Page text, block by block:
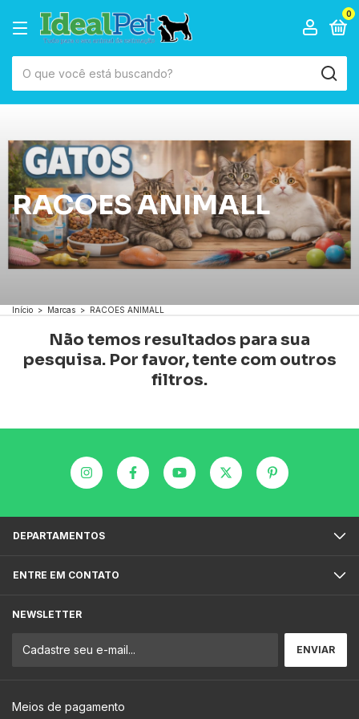
0
RACOES ANIMALL
Início > Marcas > RACOES ANIMALL
Não temos resultados para sua
pesquisa. Por favor, tente com outros
filtros.
DEPARTAMENTOS
ENTRE EM CONTATO
NEWSLETTER
Meios de pagamento